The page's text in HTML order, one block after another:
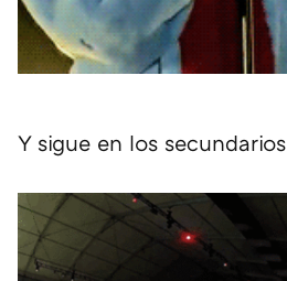
Y sigue en los secundarios